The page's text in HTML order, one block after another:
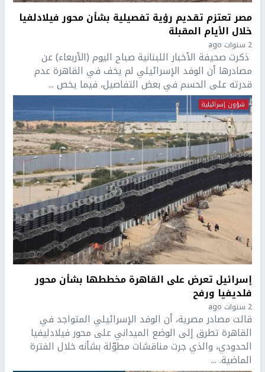
مصر تعتزم تقديم رؤية تفصيلية بشأن محور فيلادلفيا
خلال الأيام المقبلة
2 سنوات ago
ذكرت صحيفة الأخبار اللبنانية صباح اليوم (الأربعاء) عن
مصادرها أن الوفد الإسرائيلي لم يخف في القاهرة عدم
قدرته على الحسم في بعض التفاصيل، فيما يخص ...
شؤون إسرائيلية
إسرائيل تعرض على القاهرة مخططها بشأن محور
فلديفيا ورفح
2 سنوات ago
قالت مصادر مصرية، أن الوفد الإسرائيلي المتواجد في
القاهرة تطرق إلى الوضع الميداني على محور فيلادليفيا
الحدودي، والذي جرت مناقشات مطوّلة بشأنه خلال الفترة
الماضية. ...